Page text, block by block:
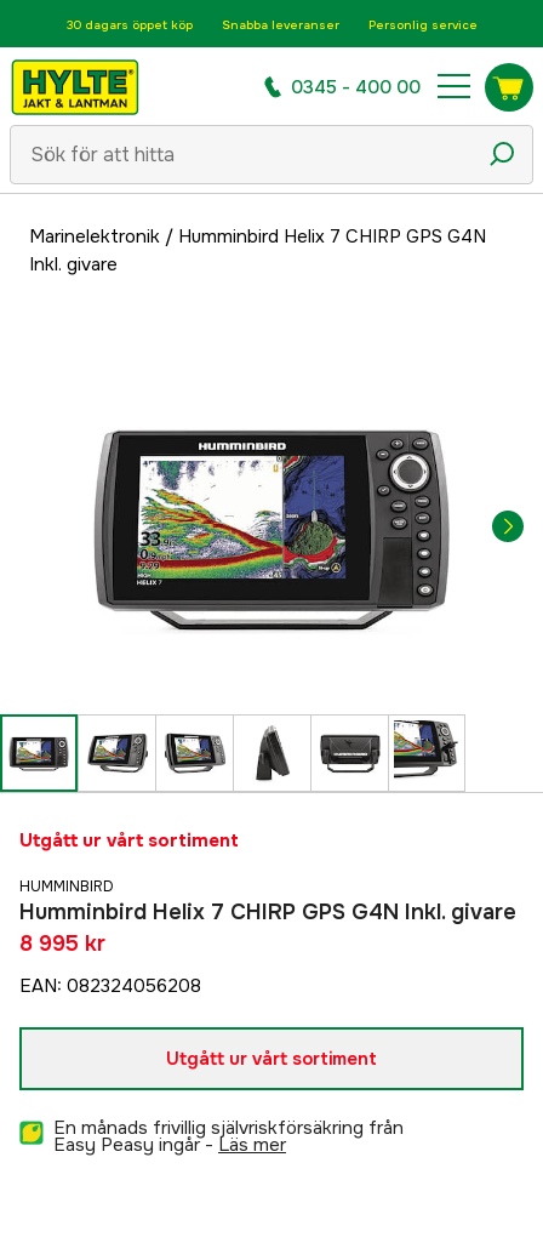
30 dagars öppet köp Snabba leveranser Personlig service
0345 - 400 00
Marinelektronik / Humminbird Helix 7 CHIRP GPS G4N
Inkl. givare
Utgått ur vårt sortiment
HUMMINBIRD
Humminbird Helix 7 CHIRP GPS G4N Inkl. givare
8 995 kr
EAN: 082324056208
Utgått ur vårt sortiment
En månads frivillig självriskförsäkring från
Easy Peasy ingår - läs mer